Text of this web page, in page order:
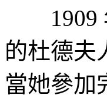
1909
的杜德夫
當她參加